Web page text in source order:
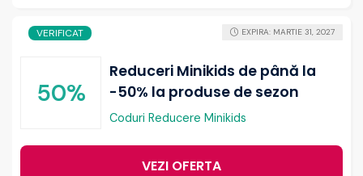
VERIFICAT
50%
Reduceri Minikids de până la
-50% la produse de sezon
Coduri Reducere Minikids
EXPIRA: MARTIE 31, 2027
VEZI OFERTA